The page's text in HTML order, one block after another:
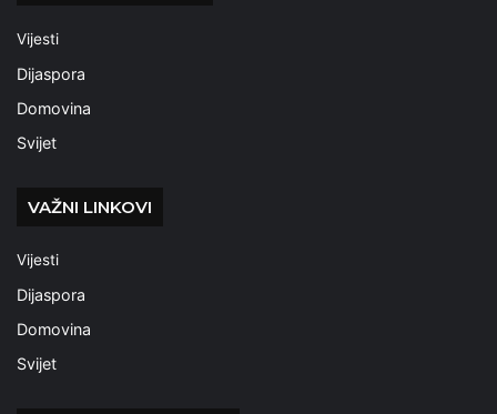
Vijesti
Dijaspora
Domovina
Svijet
VAŽNI LINKOVI
Vijesti
Dijaspora
Domovina
Svijet